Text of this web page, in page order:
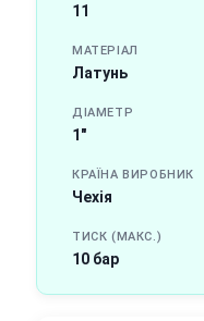
11
МАТЕРІАЛ
Латунь
ДІАМЕТР
1"
КРАЇНА ВИРОБНИК
Чехія
ТИСК (МАКС.)
10 бар